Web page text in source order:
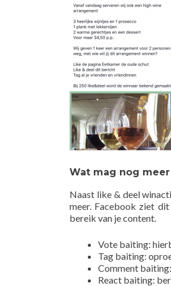
Wat mag nog
Naast like & deel
meer. Facebook ziet
bereik van je content.
Vote baiting:
Tag baiting:
Comment
React baiting: